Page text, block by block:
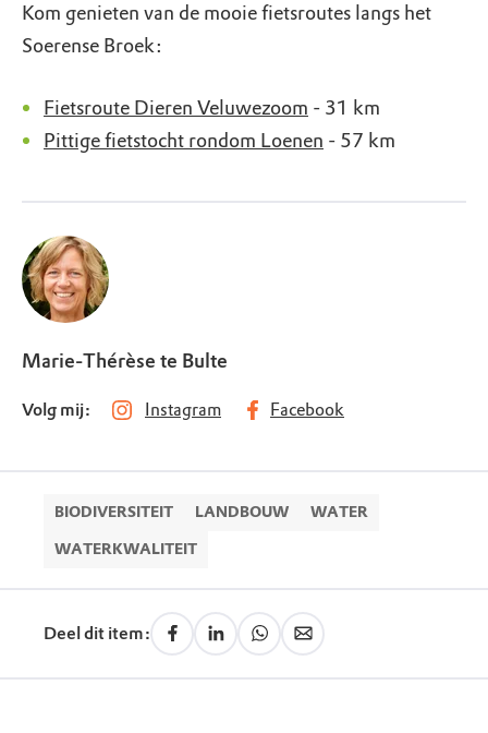
Kom genieten van de mooie fietsroutes langs het
Soerense Broek:
Fietsroute Dieren Veluwezoom - 31 km
Pittige fietstocht rondom Loenen - 57 km
Marie-Thérèse te Bulte
Volg mij: Instagram Facebook
BIODIVERSITEIT LANDBOUW
WATER
WATERKWALITEIT
Deel dit item: